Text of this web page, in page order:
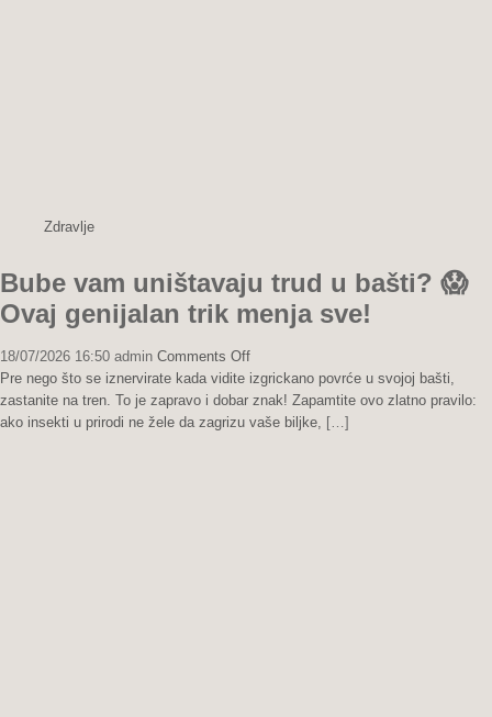
Zdravlje
Bube vam uništavaju trud u bašti? 😱
Ovaj genijalan trik menja sve!
18/07/2026 16:50 admin Comments Offon
Bube
vam
uništavaju
Pre nego što se iznervirate kada vidite izgrickano povrće u svojoj bašti,
zastanite na tren. To je zapravo i dobar znak! Zapamtite ovo zlatno pravilo:
ako insekti u prirodi ne žele da zagrizu vaše biljke, […]